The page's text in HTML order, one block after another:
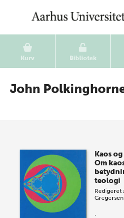
Kurv Bibliotek
John
Kaos
Om
teologi
Redigeret
Gregersen
.